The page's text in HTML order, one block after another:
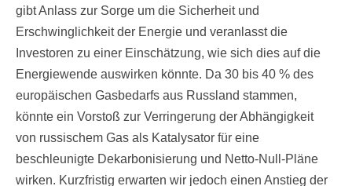
gibt Anlass zur Sorge um die Sicherheit und
Erschwinglichkeit der Energie und veranlasst die
Investoren zu einer Einschätzung, wie sich dies auf die
Energiewende auswirken könnte. Da 30 bis 40 % des
europäischen Gasbedarfs aus Russland stammen,
könnte ein Vorstoß zur Verringerung der Abhängigkeit
von russischem Gas als Katalysator für eine
beschleunigte Dekarbonisierung und Netto-Null-Pläne
wirken. Kurzfristig erwarten wir jedoch einen Anstieg der